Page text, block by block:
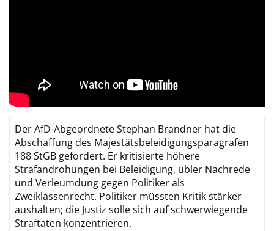
Der AfD-Abgeordnete Stephan Brandner hat die
Abschaffung des Majestätsbeleidigungsparagrafen
188 StGB gefordert. Er kritisierte höhere
Strafandrohungen bei Beleidigung, übler Nachrede
und Verleumdung gegen Politiker als
Zweiklassenrecht. Politiker müssten Kritik stärker
aushalten; die Justiz solle sich auf schwerwiegende
Straftaten konzentrieren.